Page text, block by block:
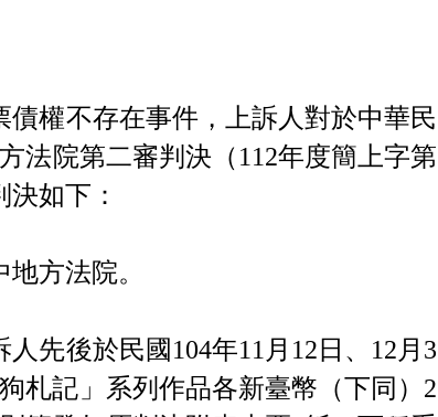
佳璟
債權不存在事件，上訴人對於中華民
法院第二審判決（112年度簡上字第
如下：
方法院。
先後於民國104年11月12日、12月3
札記」系列作品各新臺幣（下同）2